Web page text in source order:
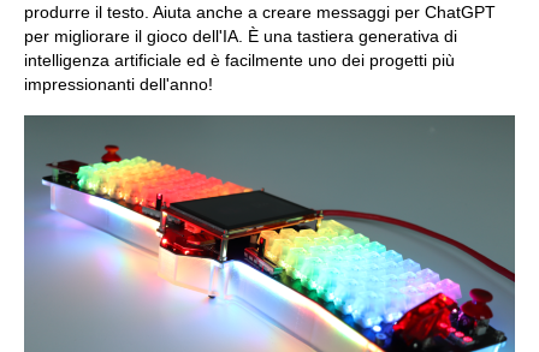
produrre il testo. Aiuta anche a creare messaggi per ChatGPT
per migliorare il gioco dell'IA. È una tastiera generativa di
intelligenza artificiale ed è facilmente uno dei progetti più
impressionanti dell'anno!